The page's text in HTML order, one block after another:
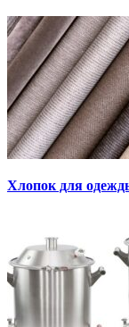
Хлопок для